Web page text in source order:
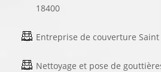
18400
Entreprise de couverture Saint
Nettoyage et pose de